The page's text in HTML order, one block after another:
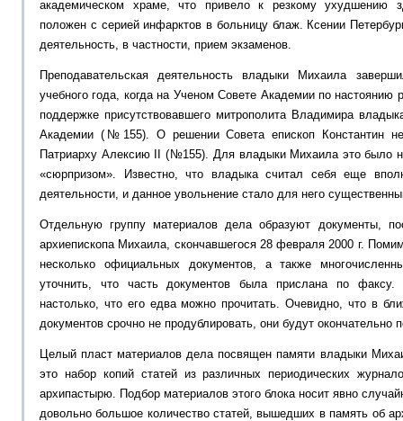
академическом храме, что привело к резкому ухудшению
положен с серией инфарктов в больницу блаж. Ксении
деятельность, в частности, прием экзаменов.
Преподавательская деятельность владыки Михаила
учебного года, когда на Ученом Совете Академии по настоянию
поддержке присутствовавшего митрополита Владимира
Академии (№155). О решении Совета епископ Константин
Патриарху Алексию II (№155). Для владыки Михаила это было
«сюрпризом». Известно, что владыка считал себя еще
деятельности, и данное увольнение стало для него
Отдельную группу материалов дела образуют документы,
архиепископа Михаила, скончавшегося 28 февраля 2000 г.
несколько официальных документов, а также
уточнить, что часть документов была прислана по факсу.
настолько, что его едва можно прочитать. Очевидно, что в
документов срочно не продублировать, они будут окончательно
Целый пласт материалов дела посвящен памяти владыки
это набор копий статей из различных периодических
архипастырю. Подбор материалов этого блока носит явно
довольно большое количество статей, вышедших в память об